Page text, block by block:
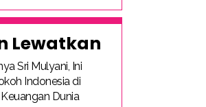
Lewatkan
Sri Mulyani, Ini
Indonesia di
Dunia